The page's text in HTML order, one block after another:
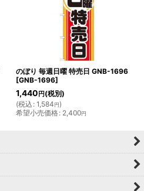
のぼり 毎週日曜 特売日 GNB-1696
[GNB-1696]
1,440 円 (税別)
(税込 : 1,584円)
希望小売価格: 2,400円